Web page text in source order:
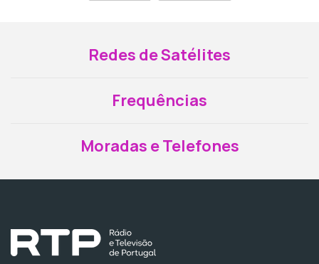
Redes de Satélites
Frequências
Moradas e Telefones